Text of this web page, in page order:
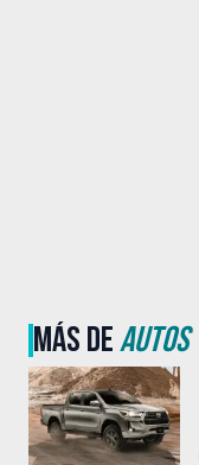
MÁS DEAUTOS